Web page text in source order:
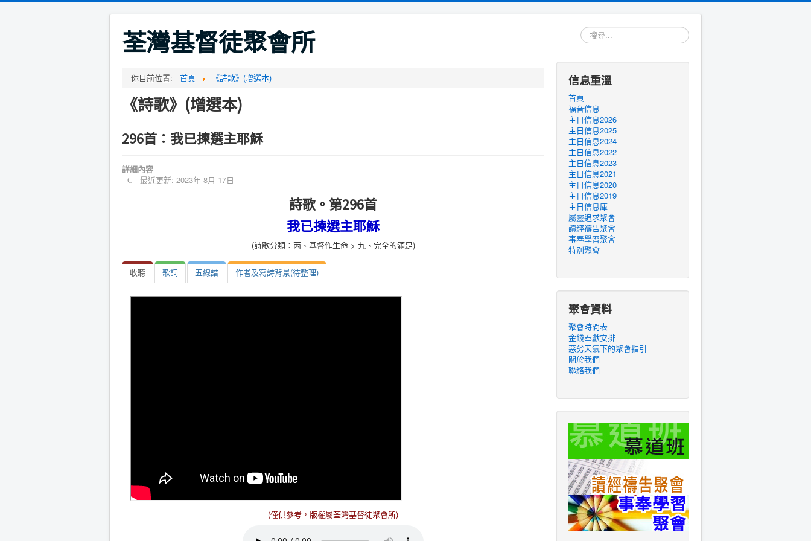
荃灣基督徒聚會所
搜
尋...
你目前位置: 首頁 《詩歌》(增選本)
《詩歌》(增選本)
296首：我已揀選主耶穌
詳細內容
最近更新: 2023年 8月 17日
詩歌。第296首
我已揀選主耶穌
(詩歌分類：丙、基督作生命 > 九、完全的滿足)
收聽 歌詞 五線譜 作者及寫詩背景(待整理)
(僅供參考，版權屬荃灣基督徒聚會所)
信息重溫
首頁
福音信息
主日信息2026
主日信息2025
主日信息2024
主日信息2022
主日信息2023
主日信息2021
主日信息2020
主日信息2019
主日信息庫
屬靈追求聚會
讀經禱告聚會
事奉學習聚會
特別聚會
聚會資料
聚會時間表
金錢奉獻安排
惡劣天氣下的聚會指引
關於我們
聯絡我們